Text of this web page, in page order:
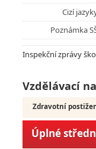
Cizí
Poznámka
Inspekční zprávy
Vzdělávací
Zdravotní
Úplné